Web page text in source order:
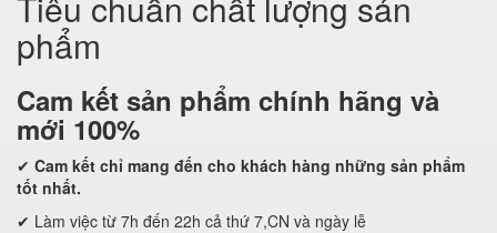
phẩm
Cam kết sản phẩm chính hãng và
mới 100%
✔ Cam kết chỉ mang đến cho khách hàng những sản phẩm
tốt nhất.
✔ Làm việc từ 7h đến 22h cả thứ 7,CN và ngày lễ